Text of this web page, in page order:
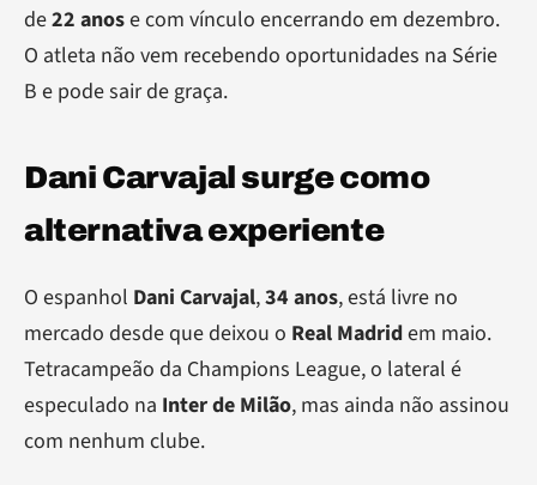
de22 anose com vínculo encerrando em dezembro.
O atleta não vem recebendo oportunidades na Série
B e pode sair de graça.
Dani Carvajal surge como
alternativa experiente
O espanhol Dani Carvajal,34 anos, está livre no
mercado desde que deixou o Real Madridem maio.
Tetracampeão da Champions League, o lateral é
especulado na Inter de Milão, mas ainda não assinou
com nenhum clube.